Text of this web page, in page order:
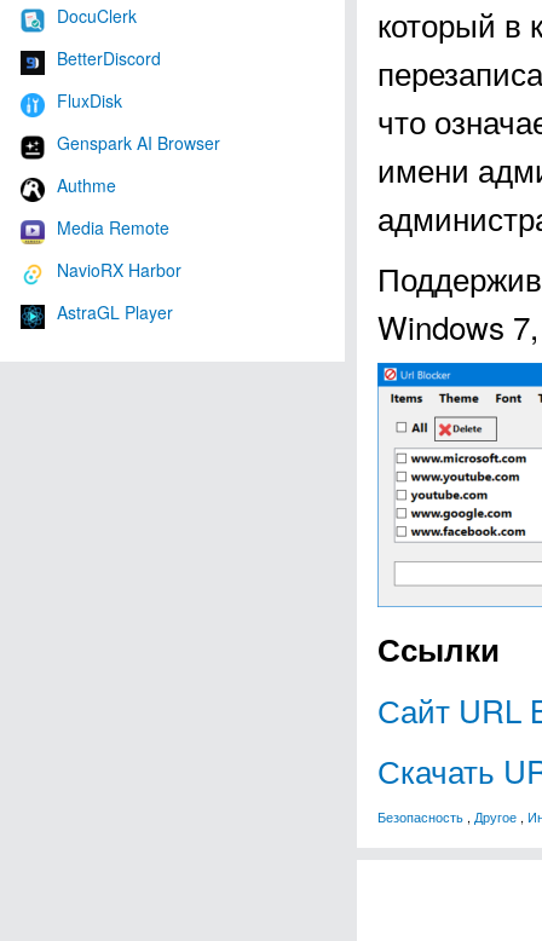
DocuClerk
BetterDiscord
FluxDisk
Genspark AI Browser
Authme
Media Remote
NavioRX Harbor
AstraGL Player
который в
что
имени
Windows
Ссылки
Сайт URL
Скачать
Безопасность , Другое ,